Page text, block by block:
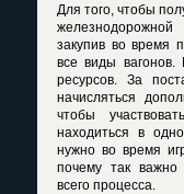
Для того, чтобы
закупив во время
все виды вагонов.
ресурсов. За
начисляться
чтобы
находиться в
нужно во время
почему так важно
всего процесса.